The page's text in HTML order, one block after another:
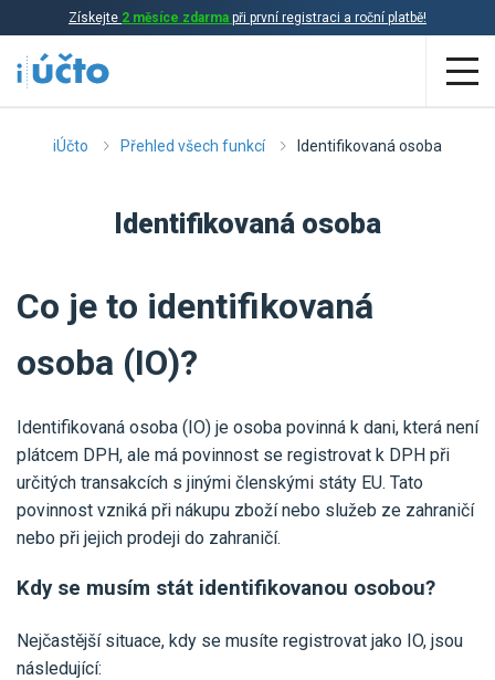
Získejte 2 měsíce zdarma při první registraci a roční platbě!
Aplikace
Fakturace
Online účetnictví
Online daňová evidence
Online fakturace
Propojení s bankou
One Stop Shop (OSS)
Ceník
Účetní služby
Pro uživatele iÚčto
Poptávka účetních služeb
Ceník účetních služeb
Pro koho je určené
Pro firmy
iÚčto Přehled všech funkcí Identifikovaná osoba
Identifikovaná osoba
Co je to identifikovaná
osoba (IO)?
Identifikovaná osoba (IO) je osoba povinná k dani, která není
plátcem DPH, ale má povinnost se registrovat k DPH při
určitých transakcích s jinými členskými státy EU. Tato
povinnost vzniká při nákupu zboží nebo služeb ze zahraničí
nebo při jejich prodeji do zahraničí.
Kdy se musím stát identifikovanou osobou?
Nejčastější situace, kdy se musíte registrovat jako IO, jsou
následující: